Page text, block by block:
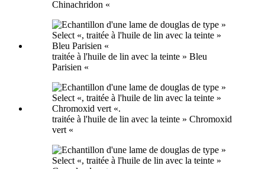
Chinachridon «
traitée à l'huile de lin avec la teinte » Bleu
Parisien «
traitée à l'huile de lin avec la teinte » Chromoxid
vert «